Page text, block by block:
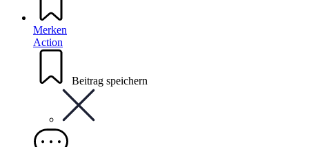
Merken
Action
Beitrag speichern